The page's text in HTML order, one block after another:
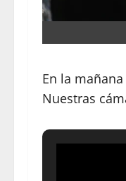
En la
Nuestras